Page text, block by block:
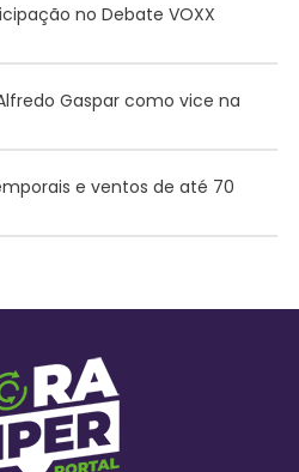
no Debate VOXX
Gaspar como vice na
e ventos de até 70